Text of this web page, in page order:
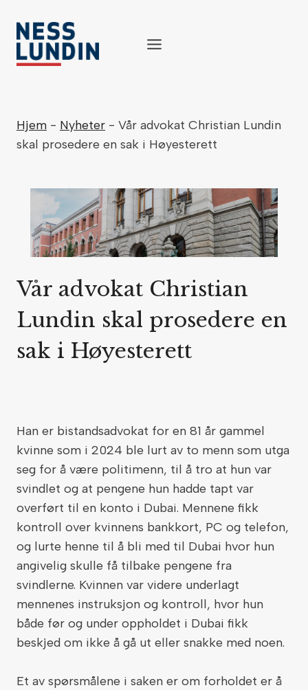
content
Hjem - Nyheter - Vår advokat Christian Lundin
skal prosedere en sak i Høyesterett
Vår advokat Christian
Lundin skal prosedere en
sak i Høyesterett
Han er bistandsadvokat for en 81 år gammel
kvinne som i 2024 ble lurt av to menn som utga
seg for å være politimenn, til å tro at hun var
svindlet og at pengene hun hadde tapt var
overført til en konto i Dubai. Mennene fikk
kontroll over kvinnens bankkort, PC og telefon,
og lurte henne til å bli med til Dubai hvor hun
angivelig skulle få tilbake pengene fra
svindlerne. Kvinnen var videre underlagt
mennenes instruksjon og kontroll, hvor hun
både før og under oppholdet i Dubai fikk
beskjed om ikke å gå ut eller snakke med noen.
Et av spørsmålene i saken er om forholdet er å